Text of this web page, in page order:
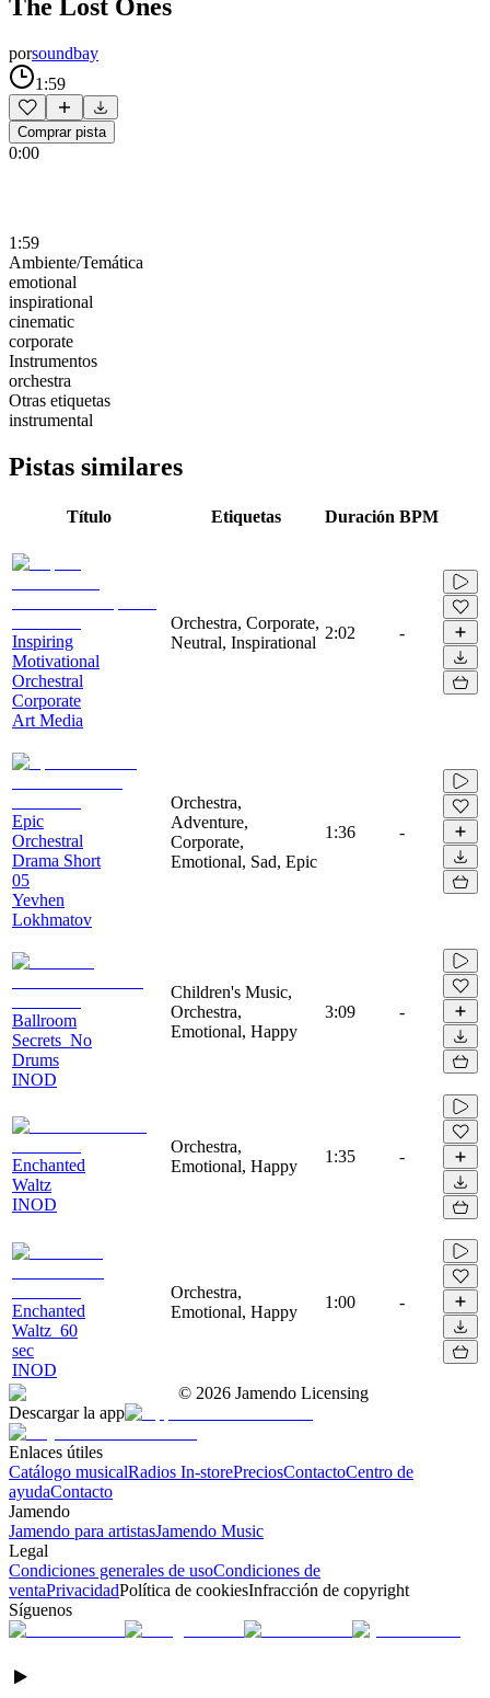
The Lost Ones
porsoundbay
1:59
Comprar pista
0:00
1:59
Ambiente/Temática
emotional
inspirational
cinematic
corporate
Instrumentos
orchestra
Otras etiquetas
instrumental
Pistas similares
Título Etiquetas Duración BPM
Inspiring
Motivational
Orchestral
Corporate
Art Media
Orchestra, Corporate,
Neutral, Inspirational
2:02 -
Epic
Orchestral
Drama Short
05
Yevhen
Lokhmatov
Orchestra,
Adventure,
Corporate,
Emotional, Sad, Epic
1:36 -
Ballroom
Secrets_No
Drums
INOD
Children's Music,
Orchestra,
Emotional, Happy
3:09 -
Enchanted
Waltz
INOD
Orchestra,
Emotional, Happy
1:35 -
Enchanted
Waltz_60
sec
INOD
Orchestra,
Emotional, Happy
1:00 -
© 2026 Jamendo Licensing
Descargar la app
Enlaces útiles
Catálogo musicalRadios In-storePreciosContactoCentro de
ayudaContacto
Jamendo
Jamendo para artistasJamendo Music
Legal
Condiciones generales de usoCondiciones de
ventaPrivacidadPolítica de cookiesInfracción de copyright
Síguenos